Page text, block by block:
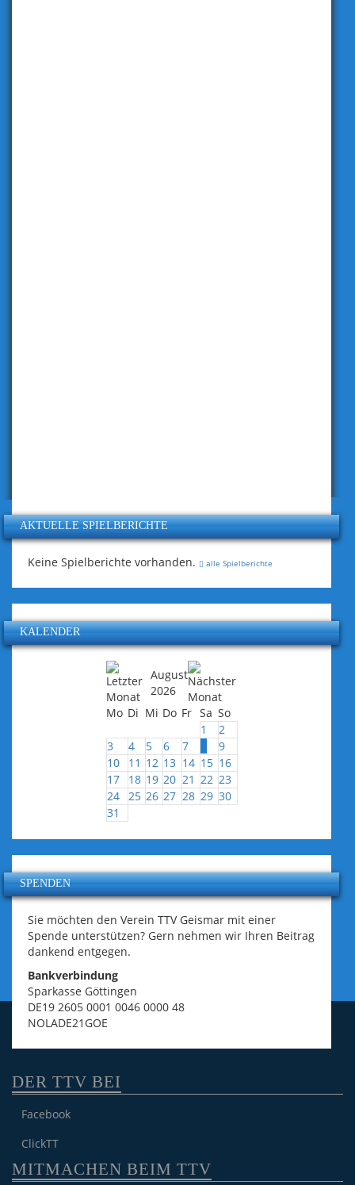
AKTUELLE SPIELBERICHTE
Keine Spielberichte vorhanden. alle Spielberichte
KALENDER
August
2026
Mo Di Mi Do Fr Sa So
1
2
3
4 5 6 7
9
10
11 12 13 14 15 16
17
18 19 20 21 22 23
24 25 26 27 28 29 30
31
SPENDEN
Sie möchten den Verein TTV Geismar mit einer
Spende unterstützen? Gern nehmen wir Ihren Beitrag
dankend entgegen.
Bankverbindung
Sparkasse Göttingen
DE19 2605 0001 0046 0000 48
NOLADE21GOE
DER TTV BEI
Facebook
ClickTT
MITMACHEN BEIM TTV